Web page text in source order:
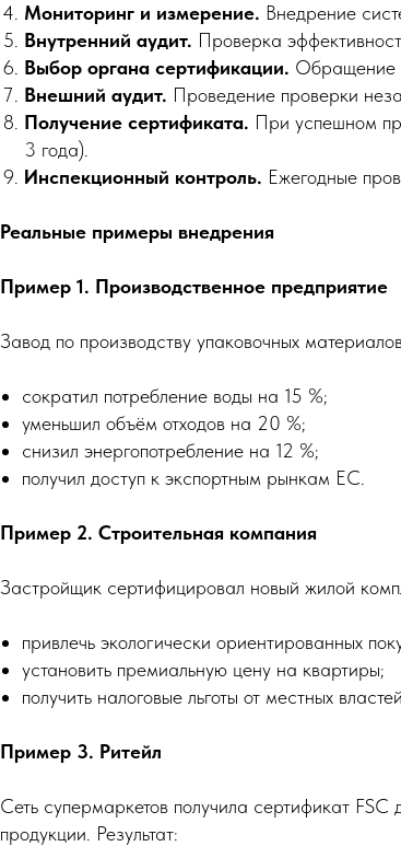
Мониторинг и измерение. Внедрение
Внутренний аудит. Проверка
Выбор органа сертификации. Обращение
Внешний аудит. Проведение проверки
Получение сертификата. При успешном
3 года).
Инспекционный контроль. Ежегодные
Реальные примеры внедрения
Пример 1. Производственное предприятие
Завод по производству упаковочных
сократил потребление воды на 15 %;
уменьшил объём отходов на 20 %;
снизил энергопотребление на 12 %;
получил доступ к экспортным рынкам ЕС.
Пример 2. Строительная компания
Застройщик сертифицировал новый жилой
привлечь экологически ориентированных
установить премиальную цену на квартиры;
получить налоговые льготы от местных властей.
Пример 3. Ритейл
Сеть супермаркетов получила сертификат
продукции. Результат: